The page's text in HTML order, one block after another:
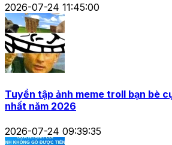
2026-07-24 11:45:00
Tuyển tập ảnh meme troll bạn bè
nhất năm 2026
2026-07-24 09:39:35